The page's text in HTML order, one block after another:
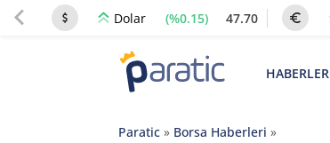
Dolar (%0.15) 47.70
HABERLER
Paratic» Borsa Haberleri »